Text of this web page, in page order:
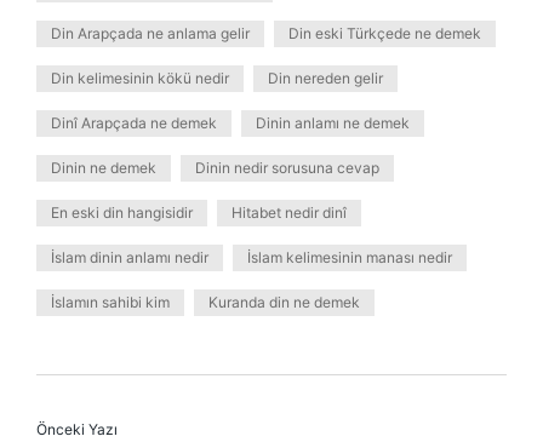
Din Arapçada ne anlama gelir Din eski Türkçede ne demek
Din kelimesinin kökü nedir Din nereden gelir
Dinî Arapçada ne demek Dinin anlamı ne demek
Dinin ne demek Dinin nedir sorusuna cevap
En eski din hangisidir Hitabet nedir dinî
İslam dinin anlamı nedir İslam kelimesinin manası nedir
İslamın sahibi kim Kuranda din ne demek
Önceki Yazı